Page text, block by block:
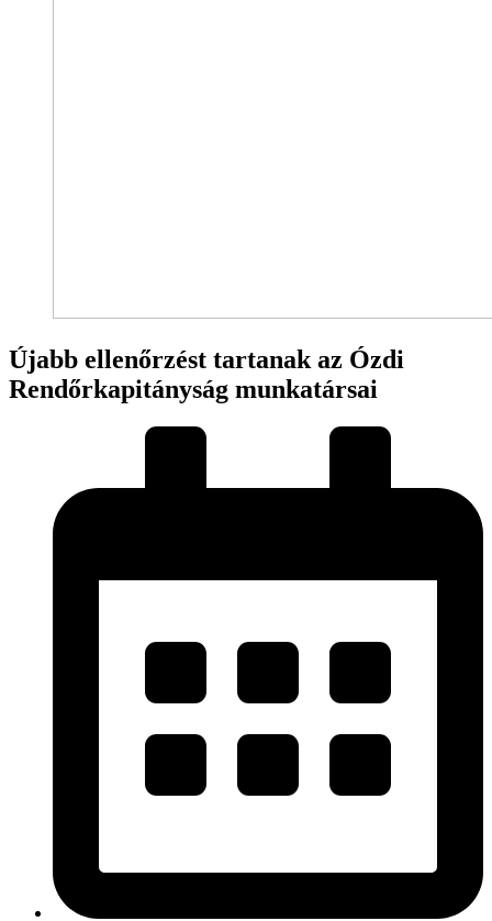
Újabb ellenőrzést tartanak az Ózdi
Rendőrkapitányság munkatársai